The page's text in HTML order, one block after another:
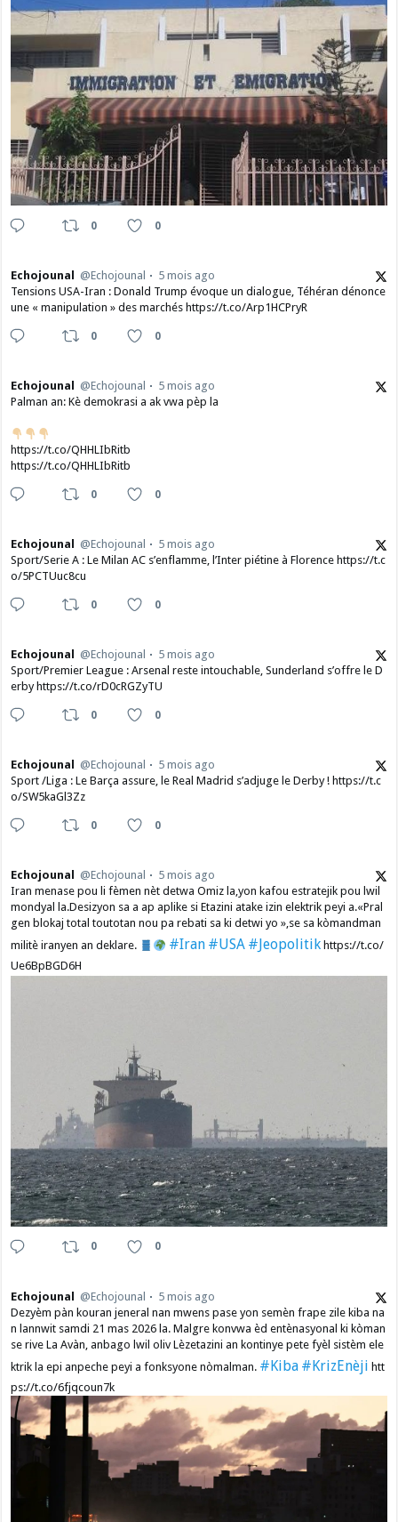
0 0
Echojounal @Echojounal
5 mois ago
Tensions USA-Iran : Donald Trump évoque un dialogue, Téhéran dénonce
une « manipulation » des marchés https://t.co/Arp1HCPryR
0 0
Echojounal @Echojounal
5 mois ago
Palman an: Kè demokrasi a ak vwa pèp la
https://t.co/QHHLIbRitb
https://t.co/QHHLIbRitb
0 0
Echojounal @Echojounal
5 mois ago
Sport/Serie A : Le Milan AC s’enflamme, l’Inter piétine à Florence https://t.c
o/5PCTUuc8cu
0 0
Echojounal @Echojounal
5 mois ago
Sport/Premier League : Arsenal reste intouchable, Sunderland s’offre le D
erby https://t.co/rD0cRGZyTU
0 0
Echojounal @Echojounal
5 mois ago
Sport /Liga : Le Barça assure, le Real Madrid s’adjuge le Derby ! https://t.c
o/SW5kaGl3Zz
0 0
Echojounal @Echojounal
5 mois ago
Iran menase pou li fèmen nèt detwa Omiz la,yon kafou estratejik pou lwil
mondyal la.Desizyon sa a ap aplike si Etazini atake izin elektrik peyi a.​«Pral
gen blokaj total toutotan nou pa rebati sa ki detwi yo »,se sa kòmandman
militè iranyen an deklare.
#Iran #USA #Jeopolitikhttps://t.co/
Ue6BpBGD6H
0 0
Echojounal @Echojounal
5 mois ago
Dezyèm pàn kouran jeneral nan mwens pase yon semèn frape zile kiba na
n lannwit samdi 21 mas 2026 la. Malgre konvwa èd entènasyonal ki kòman
se rive La Avàn, anbago lwil oliv Lèzetazini an kontinye pete fyèl sistèm ele
ktrik la epi anpeche peyi a fonksyone nòmalman. #Kiba #KrizEnèji htt
ps://t.co/6fjqcoun7k